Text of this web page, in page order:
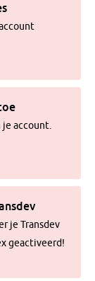
account.
je Transdev
geactiveerd!